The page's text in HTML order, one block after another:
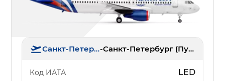
Санкт-Петербург- Санкт-Петербург (Пулково)
Код ИАТА LED